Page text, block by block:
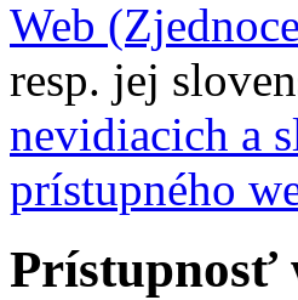
Web
resp. jej
nevidiacich a
prístupného
Prístupnosť